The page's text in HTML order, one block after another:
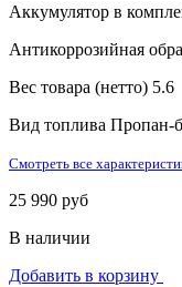
Аккумулятор в
Антикоррозийная
Вес товара (нетто) 5.6
Вид топлива Пропан-
Смотреть все
25 990 руб
В наличии
Добавить в корзину